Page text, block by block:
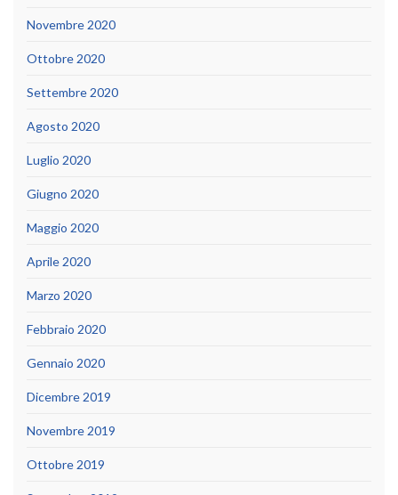
Novembre 2020
Ottobre 2020
Settembre 2020
Agosto 2020
Luglio 2020
Giugno 2020
Maggio 2020
Aprile 2020
Marzo 2020
Febbraio 2020
Gennaio 2020
Dicembre 2019
Novembre 2019
Ottobre 2019